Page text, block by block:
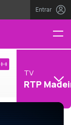
Entrar
TV
RTP